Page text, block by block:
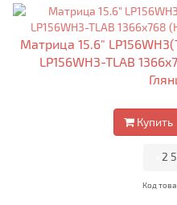
Матрица 15.6"
LP156WH3-TLAB
Купить
2
Код